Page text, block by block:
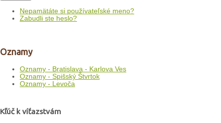
Nepamätáte si používateľské meno?
Zabudli ste heslo?
Oznamy
Oznamy - Bratislava - Karlova Ves
Oznamy - Spišský Štvrtok
Oznamy - Levoča
Kľúč k víťazstvám